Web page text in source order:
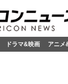
ドラマ&映画 アニメ